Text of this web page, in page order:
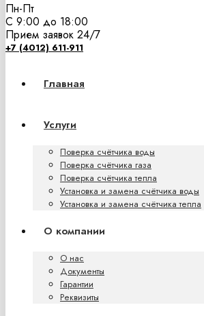
Пн-Пт
С 9:00 до 18:00
Прием заявок 24/7
+7 (4012) 611-911
Главная
Услуги
Поверка счётчика воды
Поверка счётчика газа
Поверка счётчика тепла
Установка и замена счётчика воды
Установка и замена счётчика тепла
О компании
О нас
Документы
Гарантии
Реквизиты